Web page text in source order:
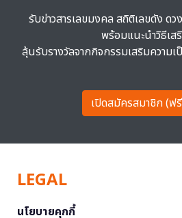
รับข่าวสารเลขมงคล สถิติเลขดัง ดว
พร้อมแนะนำวิธีเส
ลุ้นรับรางวัลจากกิจกรรมเสริมความ
เปิดสมัครสมาชิก (ฟ
LEGAL
นโยบายคุกกี้